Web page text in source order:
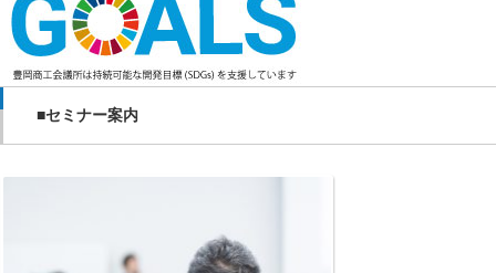
■セミナー案内